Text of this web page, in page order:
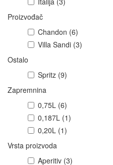
Proizvođač
Chandon (6)
Villa Sandi (3)
Ostalo
Spritz (9)
Zapremnina
0,75L (6)
0,187L (1)
0,20L (1)
Vrsta proizvoda
Aperitiv (3)